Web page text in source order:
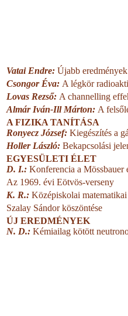
Vatai Endre: Újabb
Csongor Éva: A légkör
Lovas Rezső: A channelling
Almár Iván-Ill Márton: A
A FIZIKA TANÍTÁSA
Ronyecz József: Kiegészítés a
Holler László: Bekapcsolási
EGYESÜLETI ÉLET
D. I.: Konferencia a Mössbauer
Az 1969. évi Eötvös-verseny
K. R.: Középiskolai
Szalay Sándor köszöntése
ÚJ EREDMÉNYEK
N. D.: Kémiailag kötött